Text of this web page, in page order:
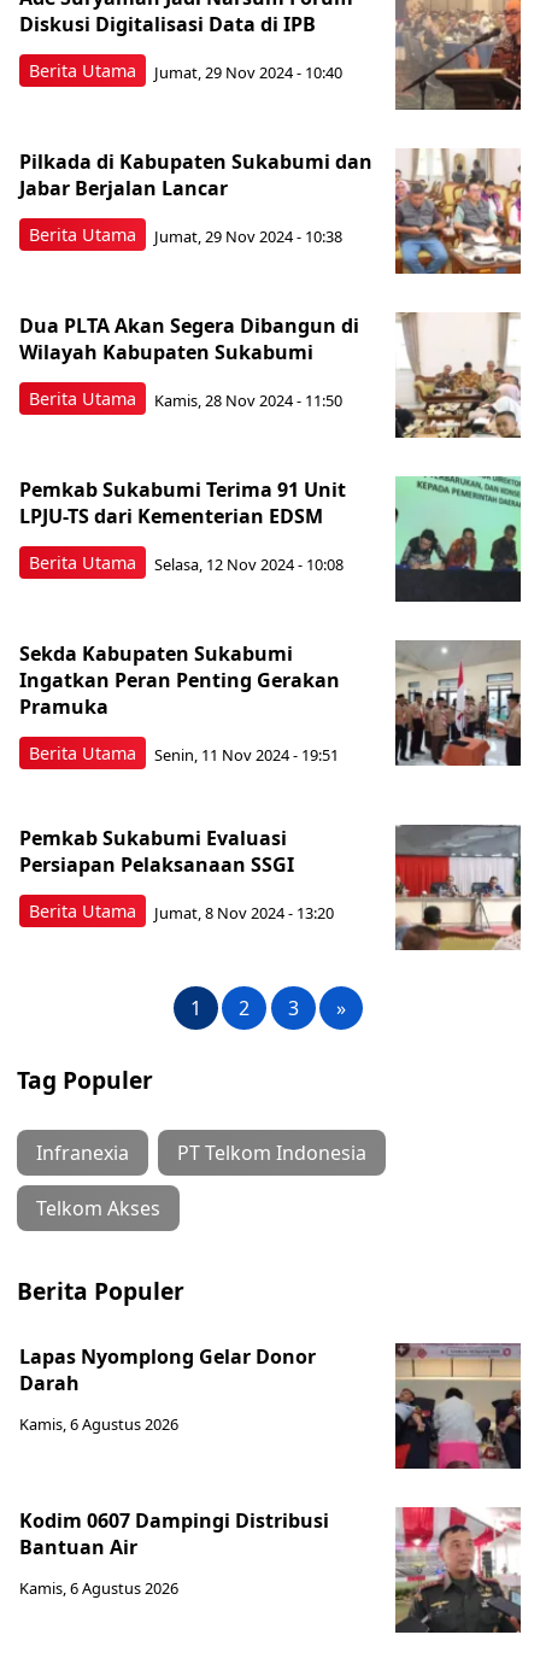
Berita Utama
Diskusi Digitalisasi Data di IPB
Jumat, 29 Nov 2024 - 10:40
Berita Utama
Pilkada di Kabupaten Sukabumi dan
Jabar Berjalan Lancar
Jumat, 29 Nov 2024 - 10:38
Berita Utama
Dua PLTA Akan Segera Dibangun di
Wilayah Kabupaten Sukabumi
Kamis, 28 Nov 2024 - 11:50
Berita Utama
Pemkab Sukabumi Terima 91 Unit
LPJU-TS dari Kementerian EDSM
Selasa, 12 Nov 2024 - 10:08
Berita Utama
Sekda Kabupaten Sukabumi
Ingatkan Peran Penting Gerakan
Pramuka
Senin, 11 Nov 2024 - 19:51
Berita Utama
Pemkab Sukabumi Evaluasi
Persiapan Pelaksanaan SSGI
Jumat, 8 Nov 2024 - 13:20
1 2 3 »
Tag Populer
Infranexia PT Telkom Indonesia
Telkom Akses
Berita Populer
Lapas Nyomplong Gelar Donor
Darah
Kamis, 6 Agustus 2026
Kodim 0607 Dampingi Distribusi
Bantuan Air
Kamis, 6 Agustus 2026